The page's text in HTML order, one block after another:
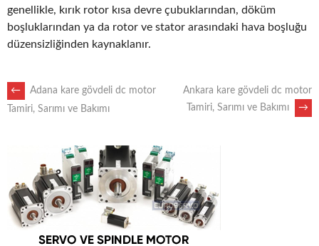
genellikle, kırık rotor kısa devre çubuklarından, döküm
boşluklarından ya da rotor ve stator arasındaki hava boşluğu
düzensizliğinden kaynaklanır.
POST
NAVIGATION
←
Adana kare gövdeli dc motor
Tamiri, Sarımı ve Bakımı
Ankara kare gövdeli dc motor
Tamiri, Sarımı ve Bakımı
→